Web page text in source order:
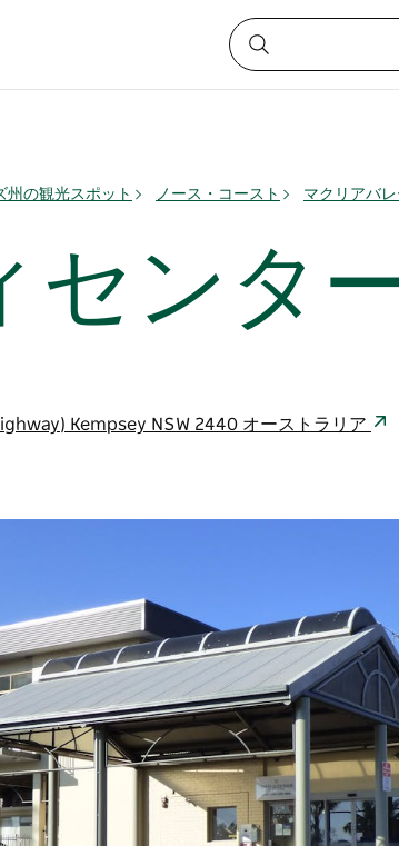
州の観光スポット ノース・コースト マクリアバ
センタ
Kempsey NSW 2440 オーストラリア